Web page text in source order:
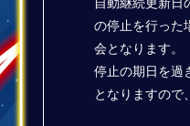
の停止を行った
会となります。
停止の期日を過
となりますので